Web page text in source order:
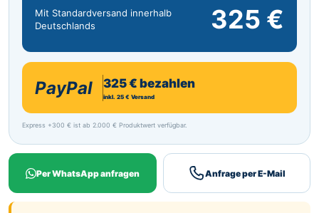
Mit Standardversand innerhalb
Deutschlands
325 €
PayPal 325 € bezahlen
inkl. 25 € Versand
Express +300 € ist ab 2.000 € Produktwert verfügbar.
Per WhatsApp anfragen Anfrage per E-Mail